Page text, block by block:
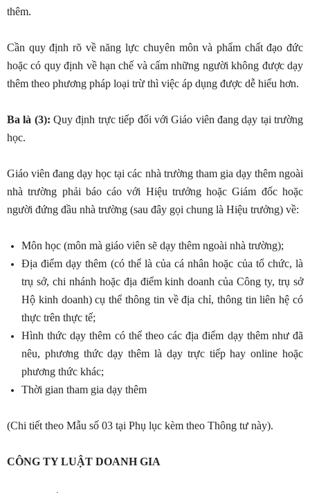
thêm.
Cần quy định rõ về năng lực chuyên môn và phẩm chất đạo đức
hoặc có quy định về hạn chế và cấm những người không được dạy
thêm theo phương pháp loại trừ thì việc áp dụng được dễ hiểu hơn.
Ba là (3): Quy định trực tiếp đối với Giáo viên đang dạy tại trường
học.
Giáo viên đang dạy học tại các nhà trường tham gia dạy thêm ngoài
nhà trường phải báo cáo với Hiệu trưởng hoặc Giám đốc hoặc
người đứng đầu nhà trường (sau đây gọi chung là Hiệu trưởng) về:
Môn học (môn mà giáo viên sẽ dạy thêm ngoài nhà trường);
Địa điểm dạy thêm (có thể là của cá nhân hoặc của tổ chức, là
trụ sở, chi nhánh hoặc địa điểm kinh doanh của Công ty, trụ sở
Hộ kinh doanh) cụ thể thông tin về địa chỉ, thông tin liên hệ có
thực trên thực tế;
Hình thức dạy thêm có thể theo các địa điểm dạy thêm như đã
nêu, phương thức dạy thêm là dạy trực tiếp hay online hoặc
phương thức khác;
Thời gian tham gia dạy thêm
(Chi tiết theo Mẫu số 03 tại Phụ lục kèm theo Thông tư này).
CÔNG TY LUẬT DOANH GIA